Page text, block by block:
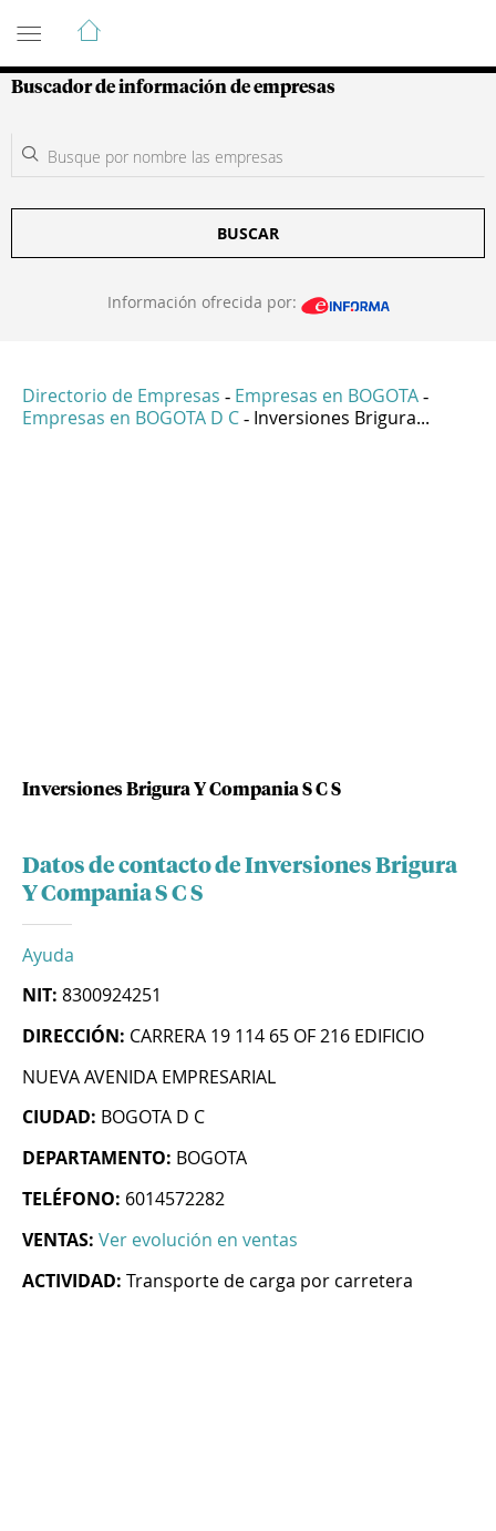
Guía de Empresas Colombianas
Buscador de información de empresas
BUSCAR
Información ofrecida por:
Directorio de Empresas - Empresas en BOGOTA -
Empresas en BOGOTA D C - Inversiones Brigura...
Inversiones Brigura Y Compania S C S
Datos de contacto de Inversiones Brigura
Y Compania S C S
Ayuda
NIT: 8300924251
DIRECCIÓN: CARRERA 19 114 65 OF 216 EDIFICIO
NUEVA AVENIDA EMPRESARIAL
CIUDAD: BOGOTA D C
DEPARTAMENTO: BOGOTA
TELÉFONO: 6014572282
VENTAS: Ver evolución en ventas
ACTIVIDAD: Transporte de carga por carretera